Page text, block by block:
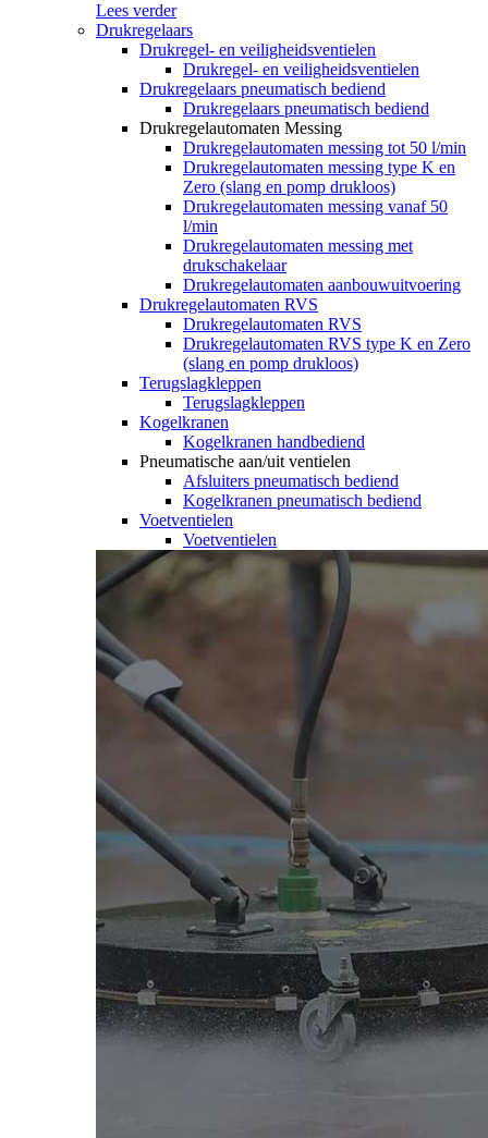
Lees verder
Drukregelaars
Drukregel- en veiligheidsventielen
Drukregel- en veiligheidsventielen
Drukregelaars pneumatisch bediend
Drukregelaars pneumatisch bediend
Drukregelautomaten Messing
Drukregelautomaten messing tot 50 l/min
Drukregelautomaten messing type K en
Zero (slang en pomp drukloos)
Drukregelautomaten messing vanaf 50
l/min
Drukregelautomaten messing met
drukschakelaar
Drukregelautomaten aanbouwuitvoering
Drukregelautomaten RVS
Drukregelautomaten RVS
Drukregelautomaten RVS type K en Zero
(slang en pomp drukloos)
Terugslagkleppen
Terugslagkleppen
Kogelkranen
Kogelkranen handbediend
Pneumatische aan/uit ventielen
Afsluiters pneumatisch bediend
Kogelkranen pneumatisch bediend
Voetventielen
Voetventielen